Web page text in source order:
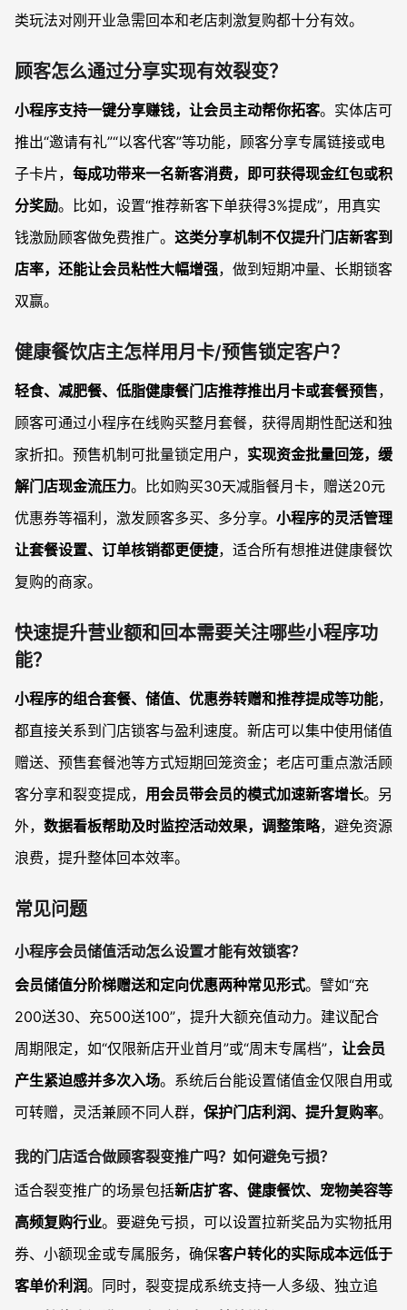
类玩法对刚开业急需回本和老店刺激复购都十分有效。
顾客怎么通过分享实现有效裂变？
小程序支持一键分享赚钱，让会员主动帮你拓客。实体店可
推出“邀请有礼”“以客代客”等功能，顾客分享专属链接或电
子卡片， 每成功带来一名新客消费，即可获得现金红包或积
分奖励。比如，设置“推荐新客下单获得3%提成”，用真实
钱激励顾客做免费推广。 这类分享机制不仅提升门店新客到
店率，还能让会员粘性大幅增强，做到短期冲量、长期锁客
双赢。
健康餐饮店主怎样用月卡/预售锁定客户？
轻食、减肥餐、低脂健康餐门店推荐推出月卡或套餐预售，
顾客可通过小程序在线购买整月套餐，获得周期性配送和独
家折扣。预售机制可批量锁定用户， 实现资金批量回笼，缓
解门店现金流压力。比如购买30天减脂餐月卡，赠送20元
优惠券等福利，激发顾客多买、多分享。 小程序的灵活管理
让套餐设置、订单核销都更便捷，适合所有想推进健康餐饮
复购的商家。
快速提升营业额和回本需要关注哪些小程序功
能？
小程序的组合套餐、储值、优惠券转赠和推荐提成等功能，
都直接关系到门店锁客与盈利速度。新店可以集中使用储值
赠送、预售套餐池等方式短期回笼资金；老店可重点激活顾
客分享和裂变提成， 用会员带会员的模式加速新客增长。另
外， 数据看板帮助及时监控活动效果，调整策略，避免资源
浪费，提升整体回本效率。
常见问题
小程序会员储值活动怎么设置才能有效锁客？
会员储值分阶梯赠送和定向优惠两种常见形式。譬如“充
200送30、充500送100”，提升大额充值动力。建议配合
周期限定，如“仅限新店开业首月”或“周末专属档”， 让会员
产生紧迫感并多次入场。系统后台能设置储值金仅限自用或
可转赠，灵活兼顾不同人群， 保护门店利润、提升复购率。
我的门店适合做顾客裂变推广吗？如何避免亏损？
适合裂变推广的场景包括新店扩客、健康餐饮、宠物美容等
高频复购行业。要避免亏损，可以设置拉新奖品为实物抵用
券、小额现金或专属服务，确保客户转化的实际成本远低于
客单价利润。同时，裂变提成系统支持一人多级、独立追